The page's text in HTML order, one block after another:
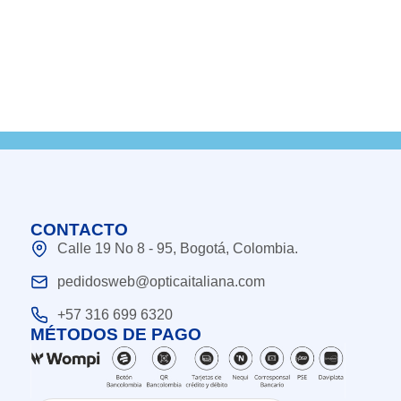
CONTACTO
Calle 19 No 8 - 95, Bogotá, Colombia.
pedidosweb@opticaitaliana.com
+57 316 699 6320
MÉTODOS DE PAGO